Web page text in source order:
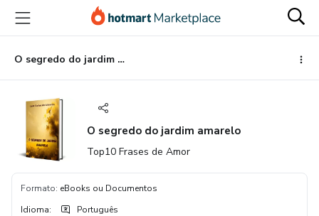
para
conteúdo
principal
para
pagamento
para
rodapé
O segredo do jardim amarelo
O segredo do jardim amarelo
Top10 Frases de Amor
Formato: eBooks ou Documentos
Idioma: Português